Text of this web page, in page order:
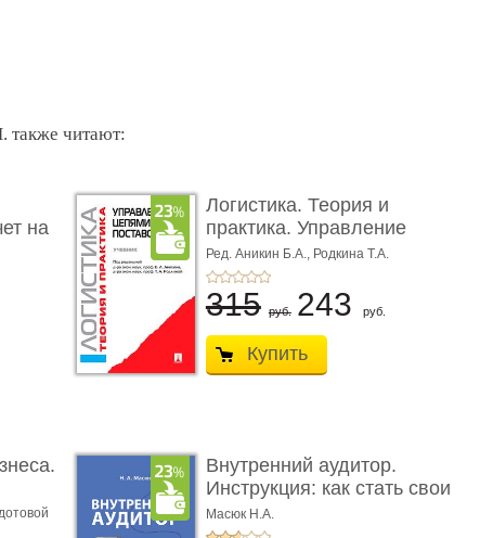
также читают:
на
Логистика. Теория и
практика. Управление
цепям ...
Ред. Аникин Б.А., Родкина Т.А.
315 руб. 243 руб.
Купить
Внутренний аудитор.
Инструкция: как стать свои
...
Масюк Н.А.